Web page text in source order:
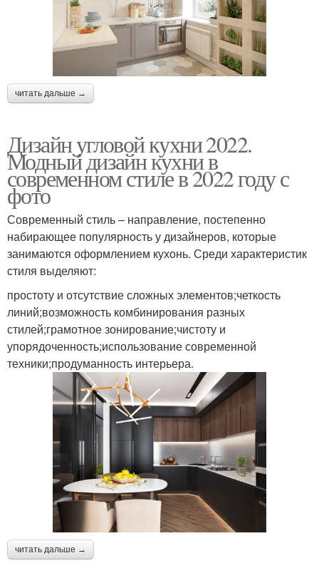
читать дальше →
Дизайн угловой кухни 2022.
Модный дизайн кухни в
современном стиле в 2022 году с
фото
Современный стиль – направление, постепенно
набирающее популярность у дизайнеров, которые
занимаются оформлением кухонь. Среди характеристик
стиля выделяют:
простоту и отсутствие сложных элементов;четкость
линий;возможность комбинирования разных
стилей;грамотное зонирование;чистоту и
упорядоченность;использование современной
техники;продуманность интерьера.
читать дальше →